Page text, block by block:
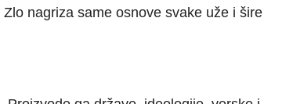
nagriza same osnove svake uže i šire